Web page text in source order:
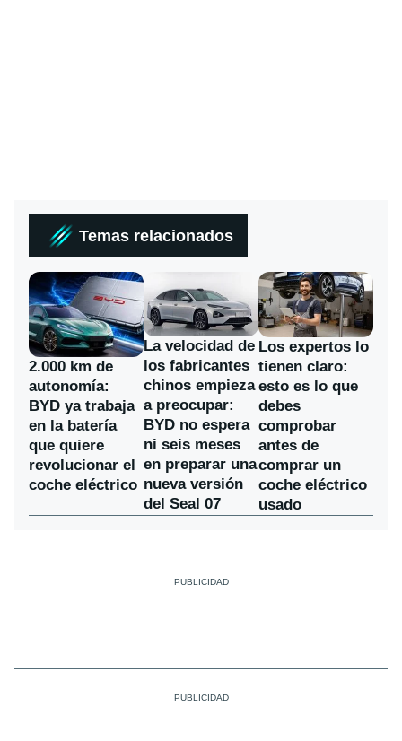
Temas relacionados
2.000 km de
autonomía:
BYD ya trabaja
en la batería
que quiere
revolucionar el
coche eléctrico
La velocidad de
los fabricantes
chinos empieza
a preocupar:
BYD no espera
ni seis meses
en preparar una
nueva versión
del Seal 07
Los expertos lo
tienen claro:
esto es lo que
debes
comprobar
antes de
comprar un
coche eléctrico
usado